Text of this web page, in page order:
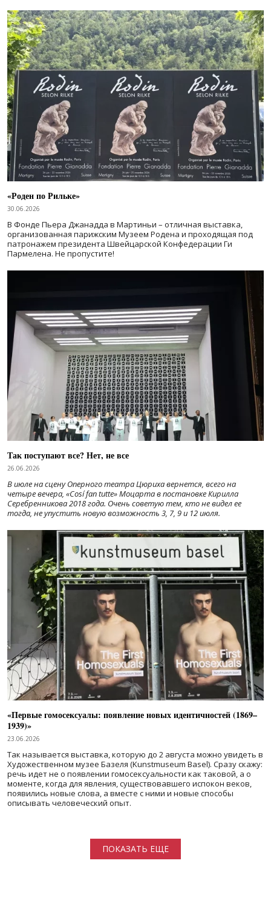
«Роден по Рильке»
30.06.2026
В Фонде Пьера Джанадда в Мартиньи – отличная выставка,
организованная парижским Музеем Родена и проходящая под
патронажем президента Швейцарской Конфедерации Ги
Пармелена. Не пропустите!
Так поступают все? Нет, не все
26.06.2026
В июле на сцену Оперного театра Цюриха вернется, всего на
четыре вечера, «Cosí fan tutte» Моцарта в постановке Кирилла
Серебренникова 2018 года. Очень советую тем, кто не видел ее
тогда, не упустить новую возможность 3, 7, 9 и 12 июля.
«Первые гомосексуалы: появление новых идентичностей (1869–
1939)»
23.06.2026
Так называется выставка, которую до 2 августа можно увидеть в
Художественном музее Базеля (Kunstmuseum Basel). Сразу скажу:
речь идет не о появлении гомосексуальности как таковой, а о
моменте, когда для явления, существовавшего испокон веков,
появились новые слова, а вместе с ними и новые способы
описывать человеческий опыт.
ПОКАЗАТЬ ЕЩЕ